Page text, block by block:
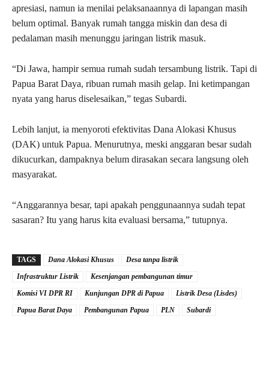
apresiasi, namun ia menilai pelaksanaannya di lapangan masih
belum optimal. Banyak rumah tangga miskin dan desa di
pedalaman masih menunggu jaringan listrik masuk.
“Di Jawa, hampir semua rumah sudah tersambung listrik. Tapi di
Papua Barat Daya, ribuan rumah masih gelap. Ini ketimpangan
nyata yang harus diselesaikan,” tegas Subardi.
Lebih lanjut, ia menyoroti efektivitas Dana Alokasi Khusus
(DAK) untuk Papua. Menurutnya, meski anggaran besar sudah
dikucurkan, dampaknya belum dirasakan secara langsung oleh
masyarakat.
“Anggarannya besar, tapi apakah penggunaannya sudah tepat
sasaran? Itu yang harus kita evaluasi bersama,” tutupnya.
TAGS Dana Alokasi Khusus
Desa tanpa listrik
Infrastruktur Listrik
Kesenjangan pembangunan timur
Komisi VI DPR RI
Kunjungan DPR di Papua
Listrik Desa (Lisdes)
Papua Barat Daya
Pembangunan Papua PLN Subardi